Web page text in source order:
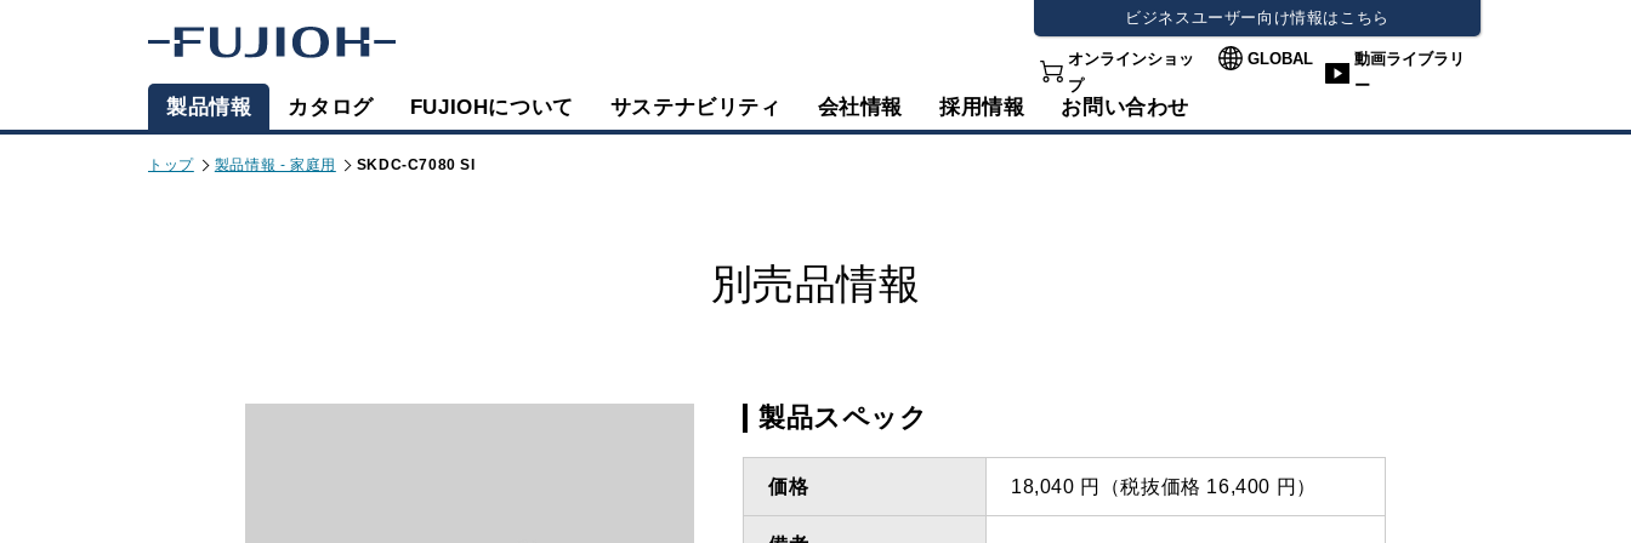
ビジネスユーザー向け情報はこちら
オンラインショッ
プ
GLOBAL
動画ライブラリ
ー
製品情報 カタログ FUJIOHについて サステナビリティ 会社情報 採用情報 お問い合わせ
トップ 製品情報 - 家庭用 SKDC-C7080 SI
別売品情報
製品スペック
価格 18,040 円（税抜価格 16,400 円）